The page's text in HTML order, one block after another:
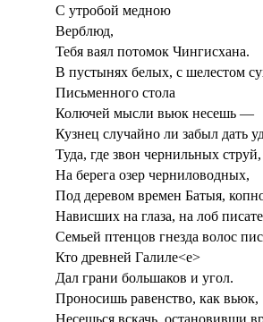
С утробой медною
Верблюд,
Тебя ваял потомок Чингисхана.
В пустынях белых, с шелестом
Письменного стола
Колючей мысли вьюк несешь —
Кузнец случайно ли забыл дать
Туда, где звон чернильных струй,
На берега озер черниловодных,
Под деревом времен Батыя,
Нависших на глаза, на лоб
Семьей птенцов гнезда волос
Кто древней Галиле<е>
Дал грани большаков и угол.
Проносишь равенство, как вьюк,